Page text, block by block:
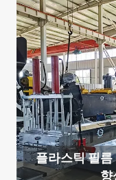
플라스틱 필
향